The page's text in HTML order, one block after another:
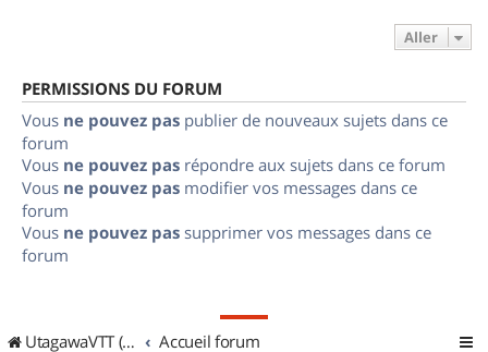
Aller
PERMISSIONS DU FORUM
Vous ne pouvez pas publier de nouveaux sujets dans ce
forum
Vous ne pouvez pas répondre aux sujets dans ce forum
Vous ne pouvez pas modifier vos messages dans ce
forum
Vous ne pouvez pas supprimer vos messages dans ce
forum
UtagawaVTT (Randos VTT et VTTAE avec traces GPS) Accueil forum